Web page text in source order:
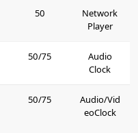
50
Network
Player
50/75
Audio
Clock
50/75
Audio/Vid
eoClock